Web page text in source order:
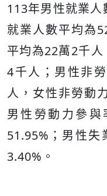
113年男性就業
就業人數平均為
平均為22萬2千
4千人；男性非
人，女性非勞動
男性勞動力參與
51.95%；男性
3.40%。